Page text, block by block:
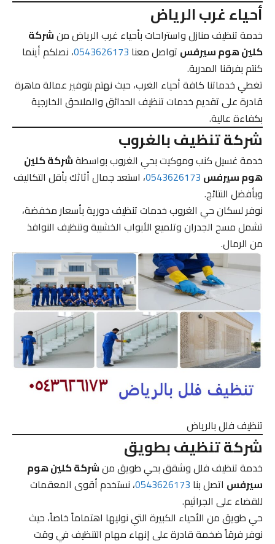
أحياء غرب الرياض
خدمة تنظيف منازل واستراحات بأحياء غرب الرياض منشركة
كلين هوم سيرفستواصل معنا0543626173، نصلكم أينما
كنتم بفرقنا المدربة.
تغطي خدماتنا كافة أحياء الغرب، حيث نهتم بتوفير عمالة ماهرة
قادرة على تقديم خدمات تنظيف الحدائق والملاحق الخارجية
بكفاءة عالية.
شركة تنظيف بالغروب
خدمة غسيل كنب وموكيت بحي الغروب بواسطةشركة كلين
هوم سيرفس0543626173، استعد جمال أثاثك بأقل التكاليف
وبأفضل النتائج.
نوفر لسكان حي الغروب خدمات تنظيف دورية بأسعار مخفضة،
تشمل مسح الجدران وتلميع الأبواب الخشبية وتنظيف النوافذ
من الرمال.
تنظيف فلل بالرياض
شركة تنظيف بطويق
خدمة تنظيف فلل وشقق بحي طويق منشركة كلين هوم
سيرفساتصل بنا0543626173، نستخدم أقوى المعقمات
للقضاء على الجراثيم.
حي طويق من الأحياء الكبيرة التي نوليها اهتماماً خاصاً، حيث
نوفر فرقاً ضخمة قادرة على إنهاء مهام التنظيف في وقت